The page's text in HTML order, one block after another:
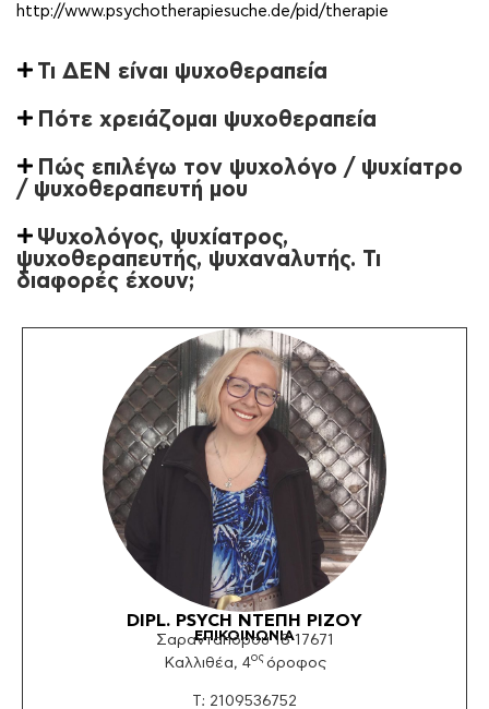
http://www.psychotherapiesuche.de/pid/therapie
Τι ΔΕΝ είναι ψυχοθεραπεία
Πότε χρειάζομαι ψυχοθεραπεία
Πώς επιλέγω τον ψυχολόγο / ψυχίατρο
/ ψυχοθεραπευτή μου
Ψυχολόγος, ψυχίατρος,
ψυχοθεραπευτής, ψυχαναλυτής. Τι
διαφορές έχουν;
DIPL. PSYCH ΝΤΕΠΗ ΡΙΖΟY
ΕΠΙΚΟΙΝΩΝΙΑ
Σαρανταπόρου 18 17671
Καλλιθέα, 4ος όροφος
Τ: 2109536752